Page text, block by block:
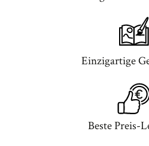
Einzigartige
Beste Preis-